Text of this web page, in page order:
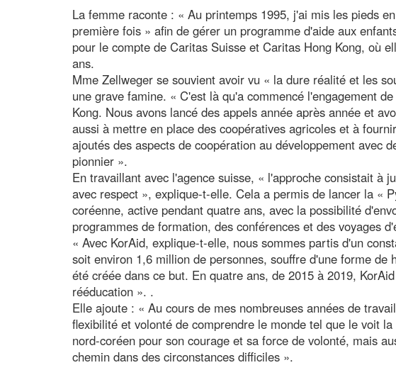
La femme raconte : « Au printemps 1995, j'ai mis les pieds
première fois » afin de gérer un programme d'aide aux
pour le compte de Caritas Suisse et Caritas Hong Kong, où
ans.
Mme Zellweger se souvient avoir vu « la dure réalité et les
une grave famine. « C'est là qu'a commencé l'engagement
Kong. Nous avons lancé des appels année après année et
aussi à mettre en place des coopératives agricoles et à
ajoutés des aspects de coopération au développement avec
pionnier ».
En travaillant avec l'agence suisse, « l'approche consistait à
avec respect », explique-t-elle. Cela a permis de lancer la «
coréenne, active pendant quatre ans, avec la possibilité
programmes de formation, des conférences et des voyages
« Avec KorAid, explique-t-elle, nous sommes partis d'un
soit environ 1,6 million de personnes, souffre d'une forme
été créée dans ce but. En quatre ans, de 2015 à 2019,
rééducation ». .
Elle ajoute : « Au cours de mes nombreuses années de
flexibilité et volonté de comprendre le monde tel que le voit
nord-coréen pour son courage et sa force de volonté, mais
chemin dans des circonstances difficiles ».